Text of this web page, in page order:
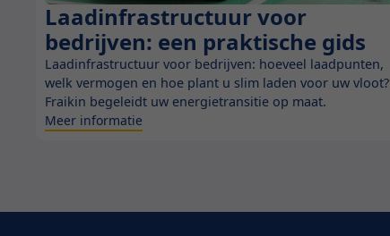
Blog
Laadinfrastructuur voor
bedrijven: een praktische gids
Laadinfrastructuur voor bedrijven: hoeveel laadpunten,
welk vermogen en hoe plant u slim laden voor uw vloot?
Fraikin begeleidt uw energietransitie op maat.
Meer informatie